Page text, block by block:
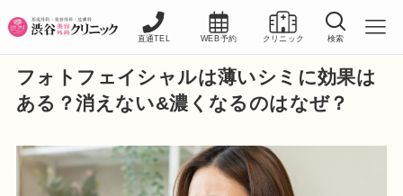
直通TEL WEB予約 クリニック 検索
フォトフェイシャルは薄いシミに効果は
ある？消えない&濃くなるのはなぜ？